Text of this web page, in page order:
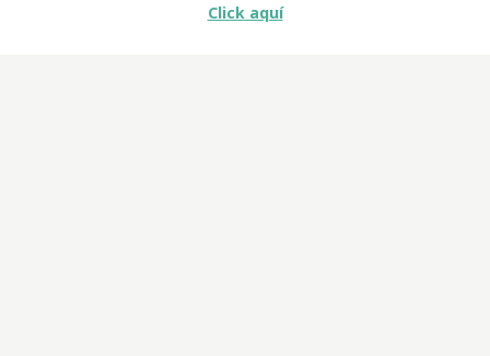
Click aquí